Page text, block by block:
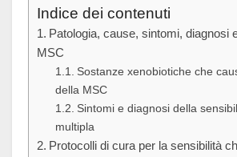
Indice dei contenuti
Patologia, cause, sintomi, diagnosi
MSC
Sostanze xenobiotiche che
della MSC
Sintomi e diagnosi della
multipla
Protocolli di cura per la sensibilità